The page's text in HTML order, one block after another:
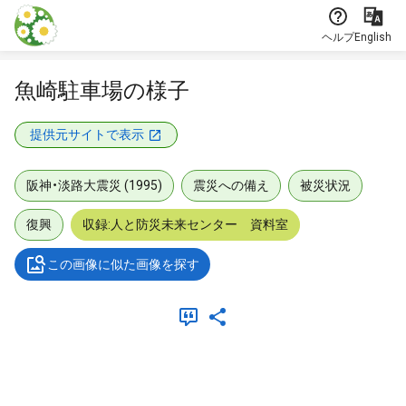
本文に飛ぶ
ヘルプEnglish
魚崎駐車場の様子
提供元サイトで表示
阪神・淡路大震災 (1995) 震災への備え 被災状況
復興 収録:人と防災未来センター 資料室
この画像に似た画像を探す